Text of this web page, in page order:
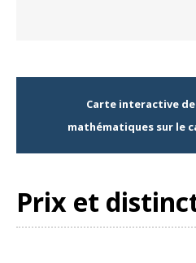
Carte interactive de
mathématiques sur le
Prix et